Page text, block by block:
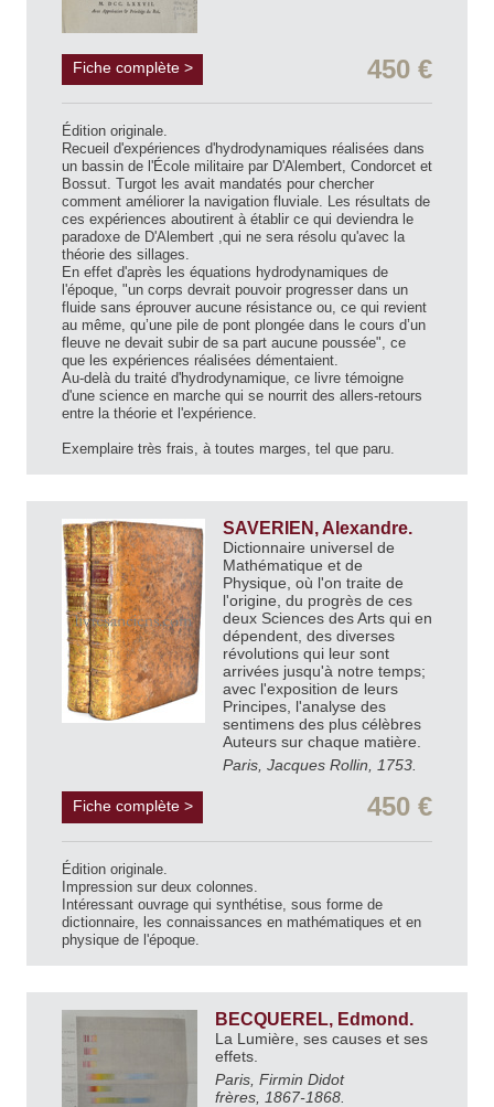
Fiche complète > 450 €
Édition originale.
Recueil d'expériences d'hydrodynamiques réalisées dans
un bassin de l'École militaire par D'Alembert, Condorcet et
Bossut. Turgot les avait mandatés pour chercher
comment améliorer la navigation fluviale. Les résultats de
ces expériences aboutirent à établir ce qui deviendra le
paradoxe de D'Alembert ,qui ne sera résolu qu'avec la
théorie des sillages.
En effet d'après les équations hydrodynamiques de
l'époque, "un corps devrait pouvoir progresser dans un
fluide sans éprouver aucune résistance ou, ce qui revient
au même, qu’une pile de pont plongée dans le cours d’un
fleuve ne devait subir de sa part aucune poussée", ce
que les expériences réalisées démentaient.
Au-delà du traité d'hydrodynamique, ce livre témoigne
d'une science en marche qui se nourrit des allers-retours
entre la théorie et l'expérience.
Exemplaire très frais, à toutes marges, tel que paru.
SAVERIEN, Alexandre.
Dictionnaire universel de
Mathématique et de
Physique, où l'on traite de
l'origine, du progrès de ces
deux Sciences des Arts qui en
dépendent, des diverses
révolutions qui leur sont
arrivées jusqu'à notre temps;
avec l'exposition de leurs
Principes, l'analyse des
sentimens des plus célèbres
Auteurs sur chaque matière.
Paris, Jacques Rollin, 1753.
Fiche complète > 450 €
Édition originale.
Impression sur deux colonnes.
Intéressant ouvrage qui synthétise, sous forme de
dictionnaire, les connaissances en mathématiques et en
physique de l'époque.
BECQUEREL, Edmond.
La Lumière, ses causes et ses
effets.
Paris, Firmin Didot
frères, 1867-1868.